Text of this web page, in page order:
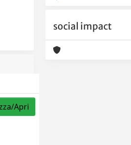
Apri
social impact